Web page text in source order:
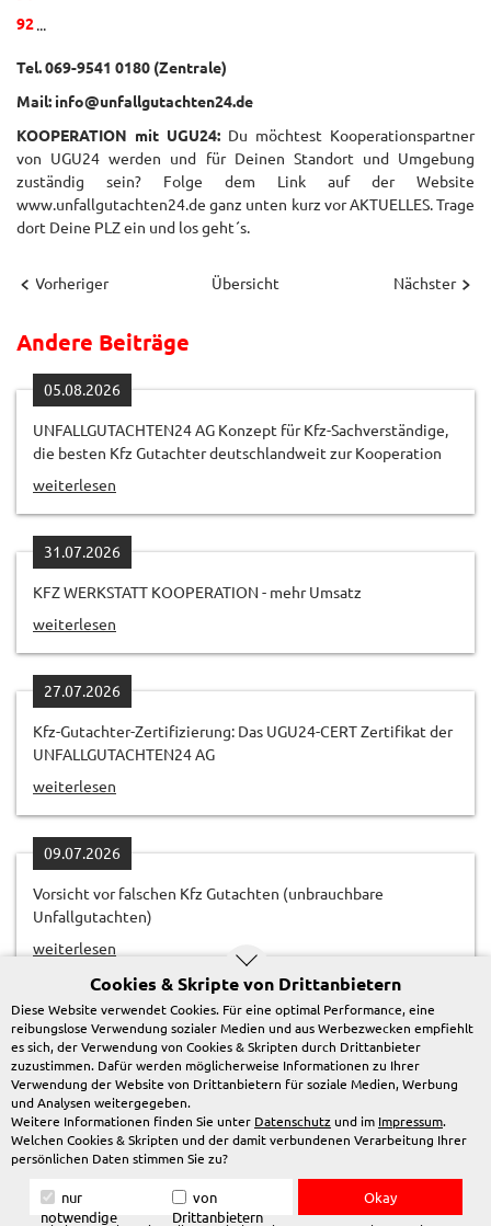
...
Tel. 069-9541 0180 (Zentrale)
Mail: info@unfallgutachten24.de
KOOPERATION mit UGU24: Du möchtest Kooperationspartner
von UGU24 werden und für Deinen Standort und Umgebung
zuständig sein? Folge dem Link auf der Website
www.unfallgutachten24.de ganz unten kurz vor AKTUELLES. Trage
dort Deine PLZ ein und los geht´s.
Vorheriger Übersicht Nächster
Andere Beiträge
05.08.2026
UNFALLGUTACHTEN24 AG Konzept für Kfz-Sachverständige,
die besten Kfz Gutachter deutschlandweit zur Kooperation
weiterlesen
31.07.2026
KFZ WERKSTATT KOOPERATION - mehr Umsatz
weiterlesen
27.07.2026
Kfz-Gutachter-Zertifizierung: Das UGU24-CERT Zertifikat der
UNFALLGUTACHTEN24 AG
weiterlesen
09.07.2026
Vorsicht vor falschen Kfz Gutachten (unbrauchbare
Unfallgutachten)
weiterlesen
© 2026 www.unfallgutachten24.de
Login Partner werden
Kontakt
Cookies & Skripte von Drittanbietern
Diese Website verwendet Cookies. Für eine optimal Performance, eine
reibungslose Verwendung sozialer Medien und aus Werbezwecken empfiehlt
es sich, der Verwendung von Cookies & Skripten durch Drittanbieter
zuzustimmen. Dafür werden möglicherweise Informationen zu Ihrer
Verwendung der Website von Drittanbietern für soziale Medien, Werbung
und Analysen weitergegeben.
Weitere Informationen finden Sie unter Datenschutz und im Impressum.
Welchen Cookies & Skripten und der damit verbundenen Verarbeitung Ihrer
persönlichen Daten stimmen Sie zu?
nur
notwendige
von
Drittanbietern
Okay